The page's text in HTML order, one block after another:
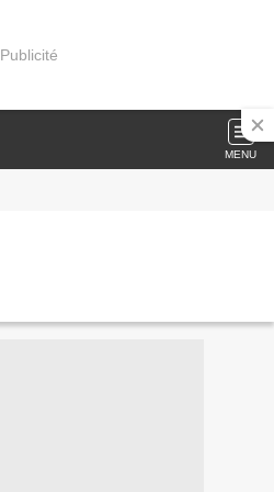
Publicité
MENU